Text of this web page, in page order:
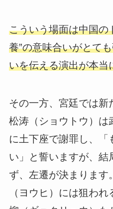
こういう場面は中国の
養”の意味合いがとて
いを伝える演出が本当
その一方、宮廷では新
松涛（ショウトウ）は
に土下座で謝罪し、「
い」と誓いますが、結
ず、左遷が決まります
（ヨウヒ）には狙わ